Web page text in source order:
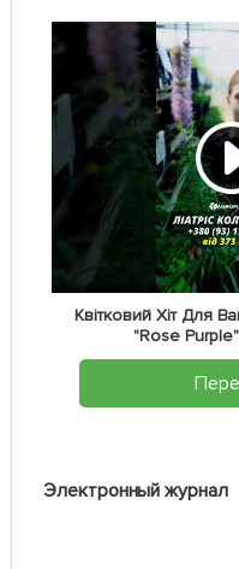
Квітковий Хіт Для
"Rose
Электронный журнал